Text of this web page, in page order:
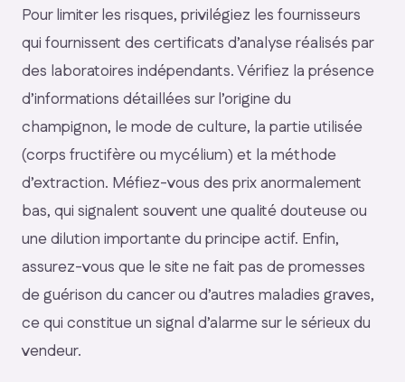
Pour limiter les risques, privilégiez les fournisseurs
qui fournissent des certificats d’analyse réalisés par
des laboratoires indépendants. Vérifiez la présence
d’informations détaillées sur l’origine du
champignon, le mode de culture, la partie utilisée
(corps fructifère ou mycélium) et la méthode
d’extraction. Méfiez-vous des prix anormalement
bas, qui signalent souvent une qualité douteuse ou
une dilution importante du principe actif. Enfin,
assurez-vous que le site ne fait pas de promesses
de guérison du cancer ou d’autres maladies graves,
ce qui constitue un signal d’alarme sur le sérieux du
vendeur.